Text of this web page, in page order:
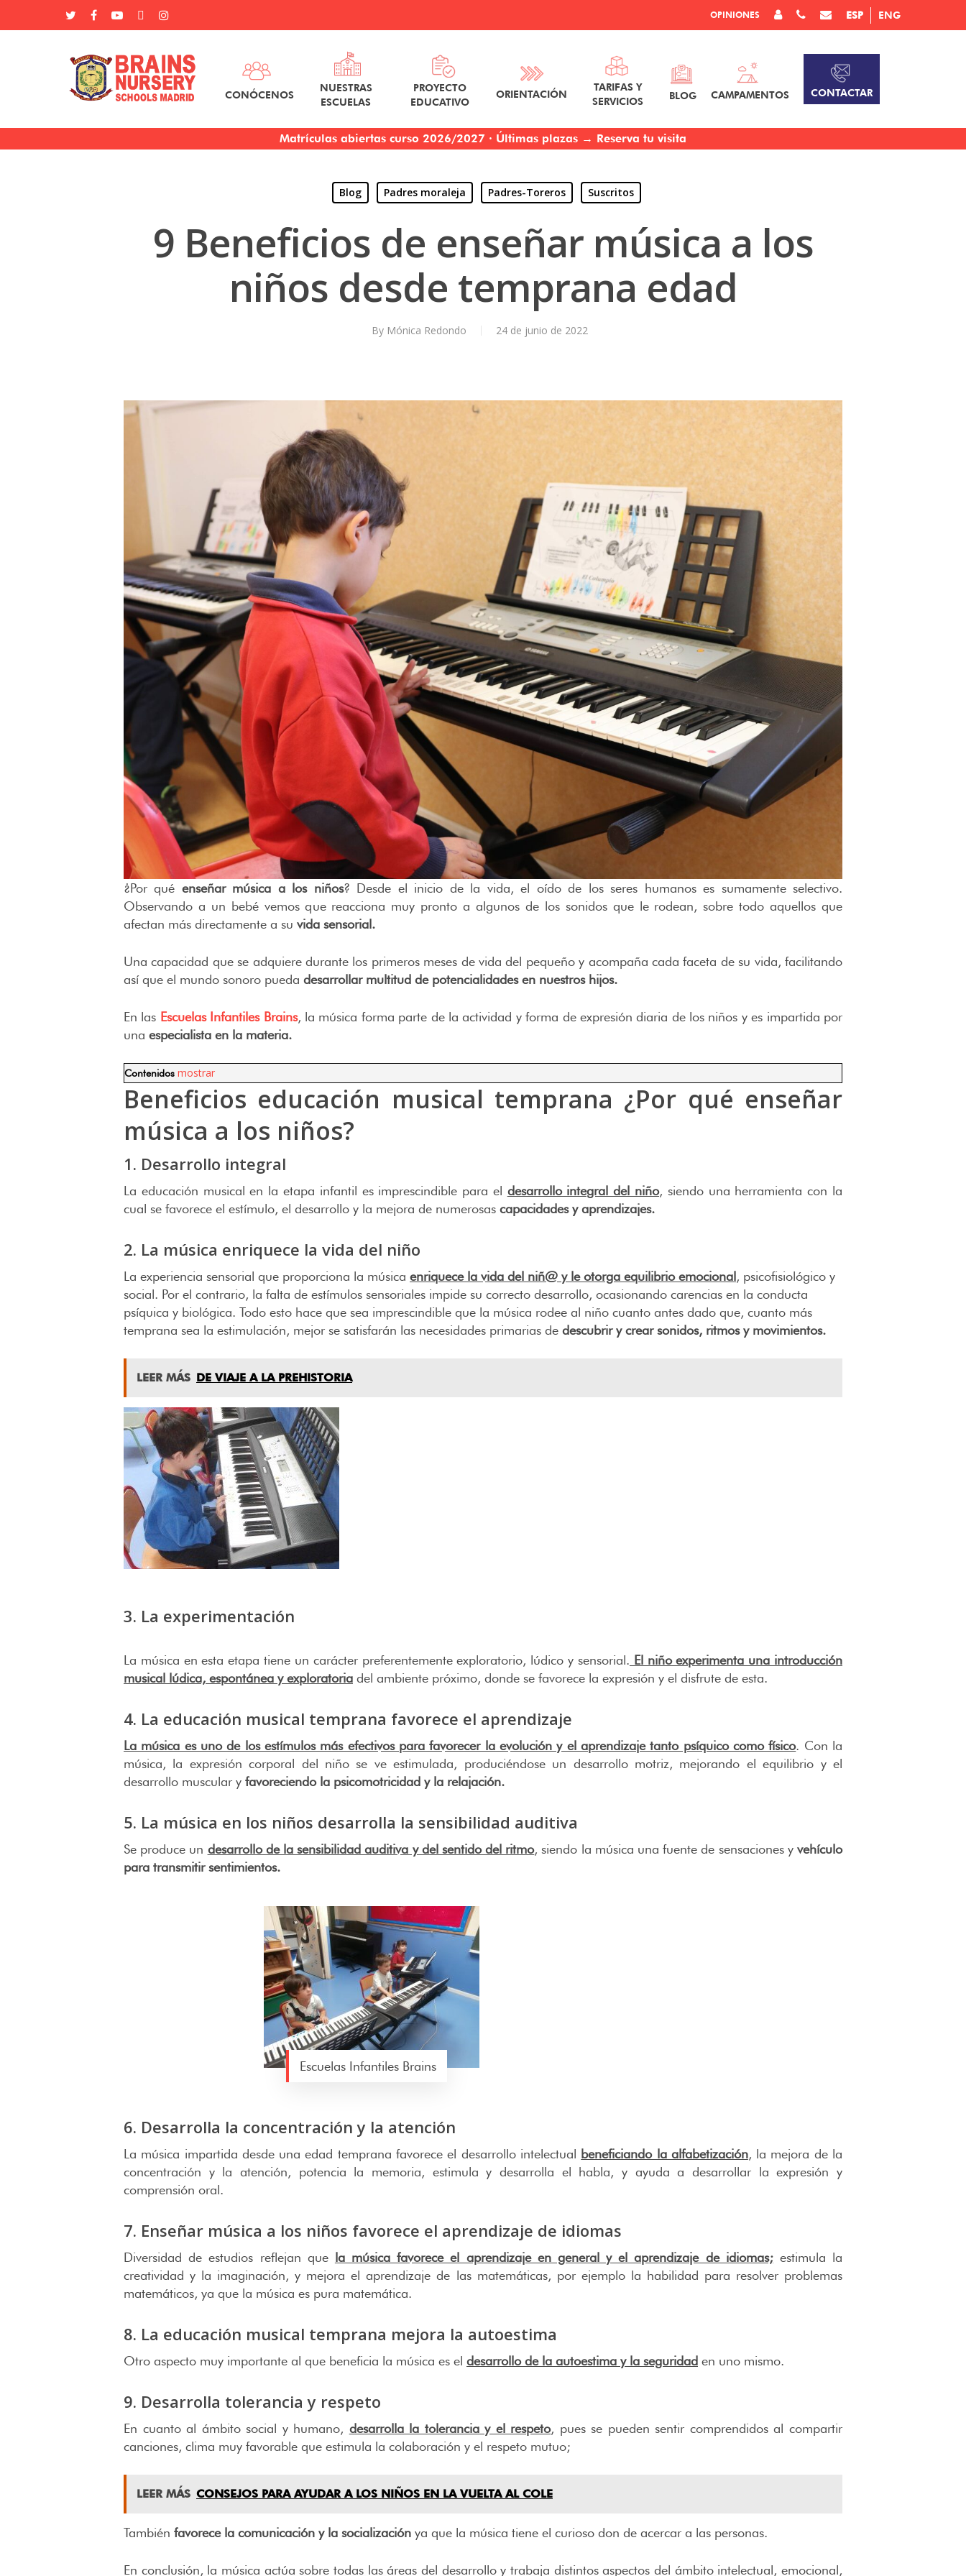
Matrículas abiertas curso 2026/2027 · Últimas plazas → Reserva tu visita
OPINIONES ESP ENG
CONÓCENOS
NUESTRAS
ESCUELAS
PROYECTO
EDUCATIVO
ORIENTACIÓN
TARIFAS Y
SERVICIOS
BLOG CAMPAMENTOS CONTACTAR
Blog Padres moraleja Padres-Toreros Suscritos
9 Beneficios de enseñar música a los
niños desde temprana edad
By Mónica Redondo 24 de junio de 2022
¿Por qué enseñar música a los niños? Desde el inicio de la vida, el oído de los seres humanos es sumamente selectivo.
Observando a un bebé vemos que reacciona muy pronto a algunos de los sonidos que le rodean, sobre todo aquellos que
afectan más directamente a su vida sensorial.
Una capacidad que se adquiere durante los primeros meses de vida del pequeño y acompaña cada faceta de su vida, facilitando
así que el mundo sonoro pueda desarrollar multitud de potencialidades en nuestros hijos.
En las Escuelas Infantiles Brains, la música forma parte de la actividad y forma de expresión diaria de los niños y es impartida por
una especialista en la materia.
Contenidos mostrar
Beneficios educación musical temprana ¿Por qué enseñar
música a los niños?
1. Desarrollo integral
La educación musical en la etapa infantil es imprescindible para el desarrollo integral del niño, siendo una herramienta con la
cual se favorece el estímulo, el desarrollo y la mejora de numerosas capacidades y aprendizajes.
2. La música enriquece la vida del niño
La experiencia sensorial que proporciona la música enriquece la vida del niñ@ y le otorga equilibrio emocional, psicofisiológico y
social. Por el contrario, la falta de estímulos sensoriales impide su correcto desarrollo, ocasionando carencias en la conducta
psíquica y biológica. Todo esto hace que sea imprescindible que la música rodee al niño cuanto antes dado que, cuanto más
temprana sea la estimulación, mejor se satisfarán las necesidades primarias de descubrir y crear sonidos, ritmos y movimientos.
LEER MÁS DE VIAJE A LA PREHISTORIA
3. La experimentación
La música en esta etapa tiene un carácter preferentemente exploratorio, lúdico y sensorial. El niño experimenta una introducción
musical lúdica, espontánea y exploratoria del ambiente próximo, donde se favorece la expresión y el disfrute de esta.
4. La educación musical temprana favorece el aprendizaje
La música es uno de los estímulos más efectivos para favorecer la evolución y el aprendizaje tanto psíquico como físico. Con la
música, la expresión corporal del niño se ve estimulada, produciéndose un desarrollo motriz, mejorando el equilibrio y el
desarrollo muscular y favoreciendo la psicomotricidad y la relajación.
5. La música en los niños desarrolla la sensibilidad auditiva
Se produce un desarrollo de la sensibilidad auditiva y del sentido del ritmo, siendo la música una fuente de sensaciones yvehículo
para transmitir sentimientos.
Escuelas Infantiles Brains
6. Desarrolla la concentración y la atención
La música impartida desde una edad temprana favorece el desarrollo intelectual beneficiando la alfabetización, la mejora de la
concentración y la atención, potencia la memoria, estimula y desarrolla el habla, y ayuda a desarrollar la expresión y
comprensión oral.
7. Enseñar música a los niños favorece el aprendizaje de idiomas
Diversidad de estudios reflejan que la música favorece el aprendizaje en general y el aprendizaje de idiomas;estimula la
creatividad y la imaginación, y mejora el aprendizaje de las matemáticas, por ejemplo la habilidad para resolver problemas
matemáticos, ya que la música es pura matemática.
8. La educación musical temprana mejora la autoestima
Otro aspecto muy importante al que beneficia la música es el desarrollo de la autoestima y la seguridad en uno mismo.
9. Desarrolla tolerancia y respeto
En cuanto al ámbito social y humano, desarrolla la tolerancia y el respeto, pues se pueden sentir comprendidos al compartir
canciones, clima muy favorable que estimula la colaboración y el respeto mutuo;
LEER MÁS CONSEJOS PARA AYUDAR A LOS NIÑOS EN LA VUELTA AL COLE
También favorece la comunicación y la socialización ya que la música tiene el curioso don de acercar a las personas.
En conclusión, la música actúa sobre todas las áreas del desarrollo y trabaja distintos aspectos del ámbito intelectual, emocional,